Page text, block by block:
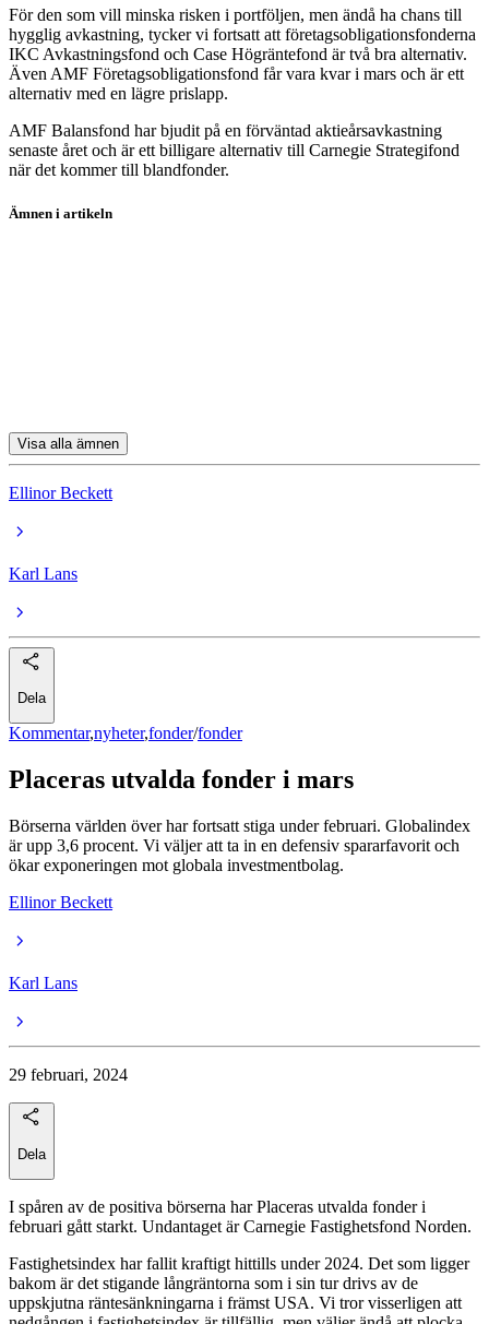
För den som vill minska risken i portföljen, men ändå ha chans till
hygglig avkastning, tycker vi fortsatt att företagsobligationsfonderna
IKC Avkastningsfond och Case Högräntefond är två bra alternativ.
Även AMF Företagsobligationsfond får vara kvar i mars och är ett
alternativ med en lägre prislapp.
AMF Balansfond har bjudit på en förväntad aktieårsavkastning
senaste året och är ett billigare alternativ till Carnegie Strategifond
när det kommer till blandfonder.
Ämnen i artikeln
Visa alla ämnen
Ellinor Beckett
Karl Lans
Dela
Kommentar,nyheter,fonder/fonder
Placeras utvalda fonder i mars
Börserna världen över har fortsatt stiga under februari. Globalindex
är upp 3,6 procent. Vi väljer att ta in en defensiv spararfavorit och
ökar exponeringen mot globala investmentbolag.
Ellinor Beckett
Karl Lans
29 februari, 2024
Dela
I spåren av de positiva börserna har Placeras utvalda fonder i
februari gått starkt. Undantaget är Carnegie Fastighetsfond Norden.
Fastighetsindex har fallit kraftigt hittills under 2024. Det som ligger
bakom är det stigande långräntorna som i sin tur drivs av de
uppskjutna räntesänkningarna i främst USA. Vi tror visserligen att